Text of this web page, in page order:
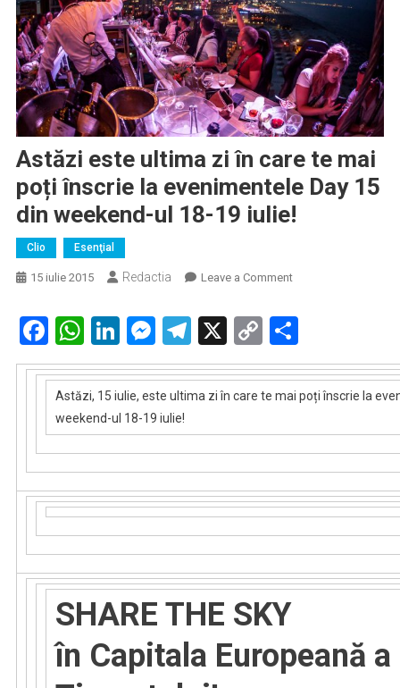
Astăzi este ultima zi în care te mai
poți înscrie la evenimentele Day 15
din weekend-ul 18-19 iulie!
Clio Esenţial
15 iulie 2015 Redactia Leave a Commenton
este
în
care
la
din
weekend-
18-
19
Facebook
WhatsApp
LinkedIn
Messenger
Telegram
X Copy
Link
Astăzi, 15 iulie, este ultima zi în care te mai poți înscrie la
weekend-ul 18-19 iulie!
SHARE THE SKY
în Capitala Europeană a